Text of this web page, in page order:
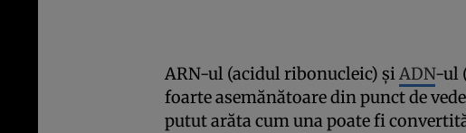
ARN-ul (acidul ribonucleic) şiADN-ul
foarte asemănătoare din punct de
putut arăta cum una poate fi